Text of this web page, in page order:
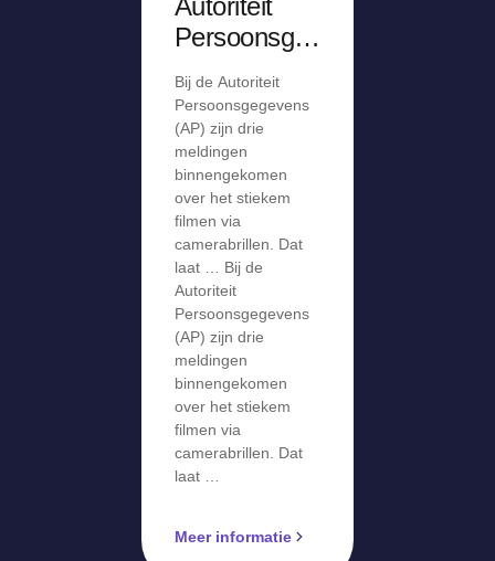
Autoriteit
Persoonsge
meldingen
over stiekem
filmen via
camerabril
Bij de Autoriteit
Persoonsgegevens
(AP) zijn drie
meldingen
binnengekomen
over het stiekem
filmen via
camerabrillen. Dat
laat … Bij de
Autoriteit
Persoonsgegevens
(AP) zijn drie
meldingen
binnengekomen
over het stiekem
filmen via
camerabrillen. Dat
laat …
Meer informatie